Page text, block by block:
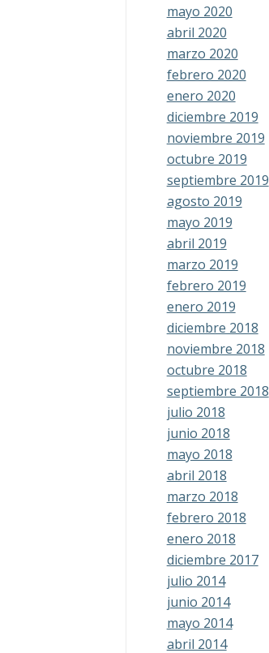
mayo 2020
abril 2020
marzo 2020
febrero 2020
enero 2020
diciembre 2019
noviembre 2019
octubre 2019
septiembre 2019
agosto 2019
mayo 2019
abril 2019
marzo 2019
febrero 2019
enero 2019
diciembre 2018
noviembre 2018
octubre 2018
septiembre 2018
julio 2018
junio 2018
mayo 2018
abril 2018
marzo 2018
febrero 2018
enero 2018
diciembre 2017
julio 2014
junio 2014
mayo 2014
abril 2014